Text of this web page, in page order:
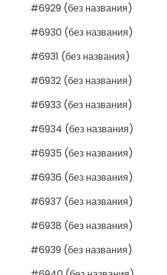
#6929 (без названия)
#6930 (без названия)
#6931 (без названия)
#6932 (без названия)
#6933 (без названия)
#6934 (без названия)
#6935 (без названия)
#6936 (без названия)
#6937 (без названия)
#6938 (без названия)
#6939 (без названия)